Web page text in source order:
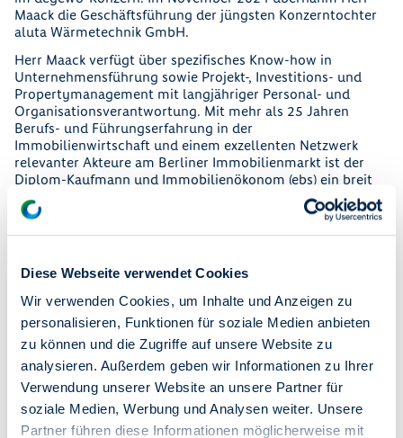
Diese Webseite verwendet Cookies
Wir verwenden Cookies, um Inhalte und Anzeigen zu
personalisieren, Funktionen für soziale Medien anbieten
zu können und die Zugriffe auf unsere Website zu
analysieren. Außerdem geben wir Informationen zu Ihrer
Verwendung unserer Website an unsere Partner für
soziale Medien, Werbung und Analysen weiter. Unsere
Partner führen diese Informationen möglicherweise mit
Maack die Geschäftsführung der jüngsten Konzerntochter
aluta Wärmetechnik GmbH.
Herr Maack verfügt über spezifisches Know-how in
Unternehmensführung sowie Projekt-, Investitions- und
Propertymanagement mit langjähriger Personal- und
Organisationsverantwortung. Mit mehr als 25 Jahren
Berufs- und Führungserfahrung in der
Immobilienwirtschaft und einem exzellenten Netzwerk
relevanter Akteure am Berliner Immobilienmarkt ist der
Diplom-Kaufmann und Immobilienökonom (ebs) ein breit
aufgestellter Experte für kaufmännisches
Immobilienmanagement.
Ich freue mich sehr auf die neue Aufgabe im Vorstand
die erfolgreiche Entwicklung des Unternehmens
fortsetzen. Für mich steht Kontinuität im Mittelpunkt –
wir wollen die Wohnungsversorgung in Berlin weiter
sichern und ausbauen.
Dorette König , Vorsitzende des Aufsichtsrats von degewo,
sagt:
Wir freuen uns, mit Herrn Maack einen erfahrenen